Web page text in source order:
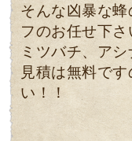
そんな凶暴な
フのお任せ下さ
ミツバチ、ア
見積は無料で
い！！